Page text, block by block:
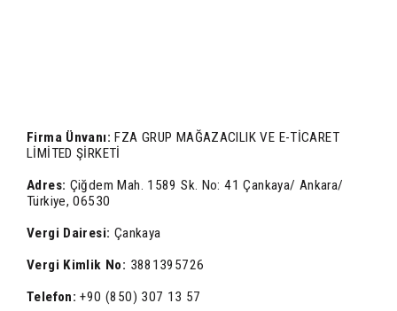
Firma Ünvanı: FZA GRUP MAĞAZACILIK VE E-TİCARET
LİMİTED ŞİRKETİ
Adres: Çiğdem Mah. 1589 Sk. No: 41 Çankaya/ Ankara/
Türkiye, 06530
Vergi Dairesi: Çankaya
Vergi Kimlik No: 3881395726
Telefon: +90 (850) 307 13 57